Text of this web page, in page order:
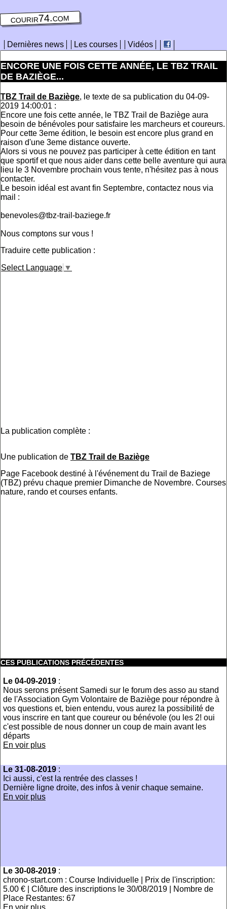
courir74.com
Dernières news Les courses Vidéos
ENCORE UNE FOIS CETTE ANNÉE, LE TBZ TRAIL
DE BAZIÈGE...
TBZ Trail de Baziège, le texte de sa publication du 04-09-
2019 14:00:01 :
Encore une fois cette année, le TBZ Trail de Baziège aura
besoin de bénévoles pour satisfaire les marcheurs et coureurs.
Pour cette 3eme édition, le besoin est encore plus grand en
raison d'une 3eme distance ouverte.
Alors si vous ne pouvez pas participer à cette édition en tant
que sportif et que nous aider dans cette belle aventure qui aura
lieu le 3 Novembre prochain vous tente, n'hésitez pas à nous
contacter.
Le besoin idéal est avant fin Septembre, contactez nous via
mail :
benevoles@tbz-trail-baziege.fr
Nous comptons sur vous !
Traduire cette publication :
Select Language ▼
La publication complète :
Une publication de TBZ Trail de Baziège
Page Facebook destiné à l'événement du Trail de Baziege
(TBZ) prévu chaque premier Dimanche de Novembre. Courses
nature, rando et courses enfants.
CES PUBLICATIONS PRÉCÉDENTES
Le 04-09-2019 :
Nous serons présent Samedi sur le forum des asso au stand
de l'Association Gym Volontaire de Baziège pour répondre à
vos questions et, bien entendu, vous aurez la possibilité de
vous inscrire en tant que coureur ou bénévole (ou les 2! oui
c'est possible de nous donner un coup de main avant les
départs
En voir plus
Le 31-08-2019 :
Ici aussi, c'est la rentrée des classes !
Dernière ligne droite, des infos à venir chaque semaine.
En voir plus
Le 30-08-2019 :
chrono-start.com : Course Individuelle | Prix de l'inscription:
5.00 € | Clôture des inscriptions le 30/08/2019 | Nombre de
Place Restantes: 67
En voir plus